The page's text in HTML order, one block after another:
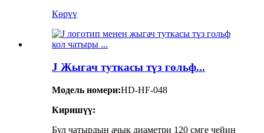
Көрүү
J Жыгач туткасы түз гольф...
Модель номери:HD-HF-048
Киришүү:
Бул чатырдын ачык диаметри 120 смге чейин